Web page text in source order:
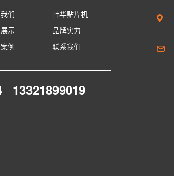
们
韩华贴片机
示
品牌实力
例 联系我们
13321899019